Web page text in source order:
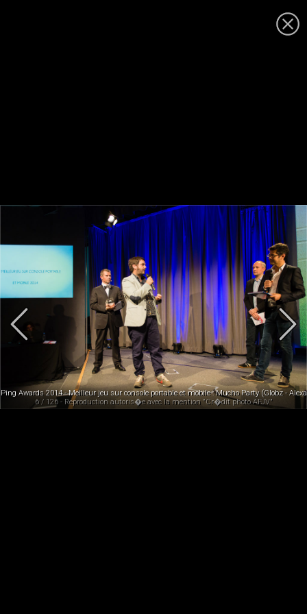
Ping Awards 2014 - Meilleur jeu sur console portable et mobile : Mucho Party (Globz -
6 / 126 - Reproduction autoris�e avec la mention "Cr�dit photo AFJV"